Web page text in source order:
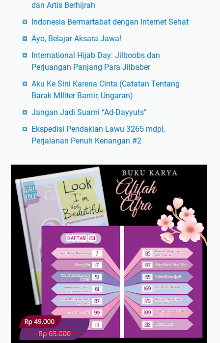
dan Artis Berhijrah
Indonesia Bermartabat dengan Internet Sehat
Ayo, Belajar Aksara Jawa!
International Hijab Day: Jilboobs dan
Perjuangan Panjang Para Jilbaber
Aku Ke Sini Karena Cinta (Catatan Tentang
Barak MIliter Bantir, Ungaran)
Jangan Jadi Suami “Ad-Dayyuts”
Ekspedisi Pendakian Lawu 3265 mdpl,
Perjalanan Penuh Kenangan #2